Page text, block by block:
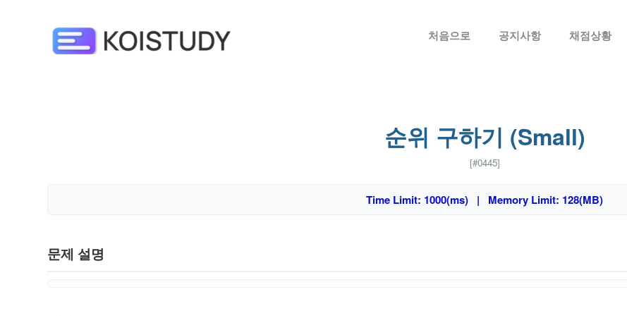
처음으로 공지사항 채점상황
순위 구하기 (Small)
[#0445]
Time Limit: 1000(ms) | Memory Limit: 128(MB)
문제 설명